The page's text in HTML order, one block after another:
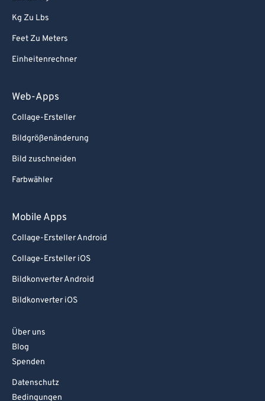
Kg Zu Lbs
Feet Zu Meters
Einheitenrechner
Web-Apps
Collage-Ersteller
Bildgrößenänderung
Bild zuschneiden
Farbwähler
Mobile Apps
Collage-Ersteller Android
Collage-Ersteller iOS
Bildkonverter Android
Bildkonverter iOS
Über uns
Blog
Spenden
Datenschutz
Bedingungen